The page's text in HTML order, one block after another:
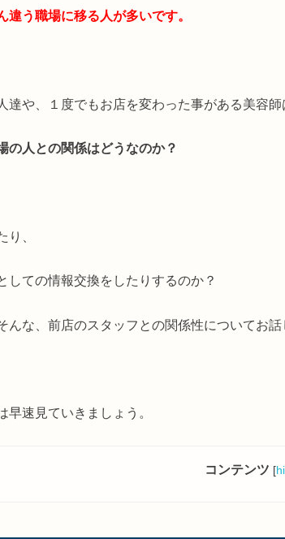
違う職場に移る人が多いです。
達や、１度でもお店を変わった事がある美容師
の人との関係はどうなのか？
り、
しての情報交換をしたりするのか？
んな、前店のスタッフとの関係性についてお話
早速見ていきましょう。
コンテンツ [